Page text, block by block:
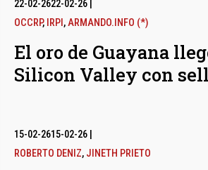
22-02-2622-02-26
OCCRP, IRPI ,ARMANDO.INFO (*)
El oro de Guayana
Silicon Valley con
15-02-2615-02-26
ROBERTO DENIZ, JINETH PRIETO